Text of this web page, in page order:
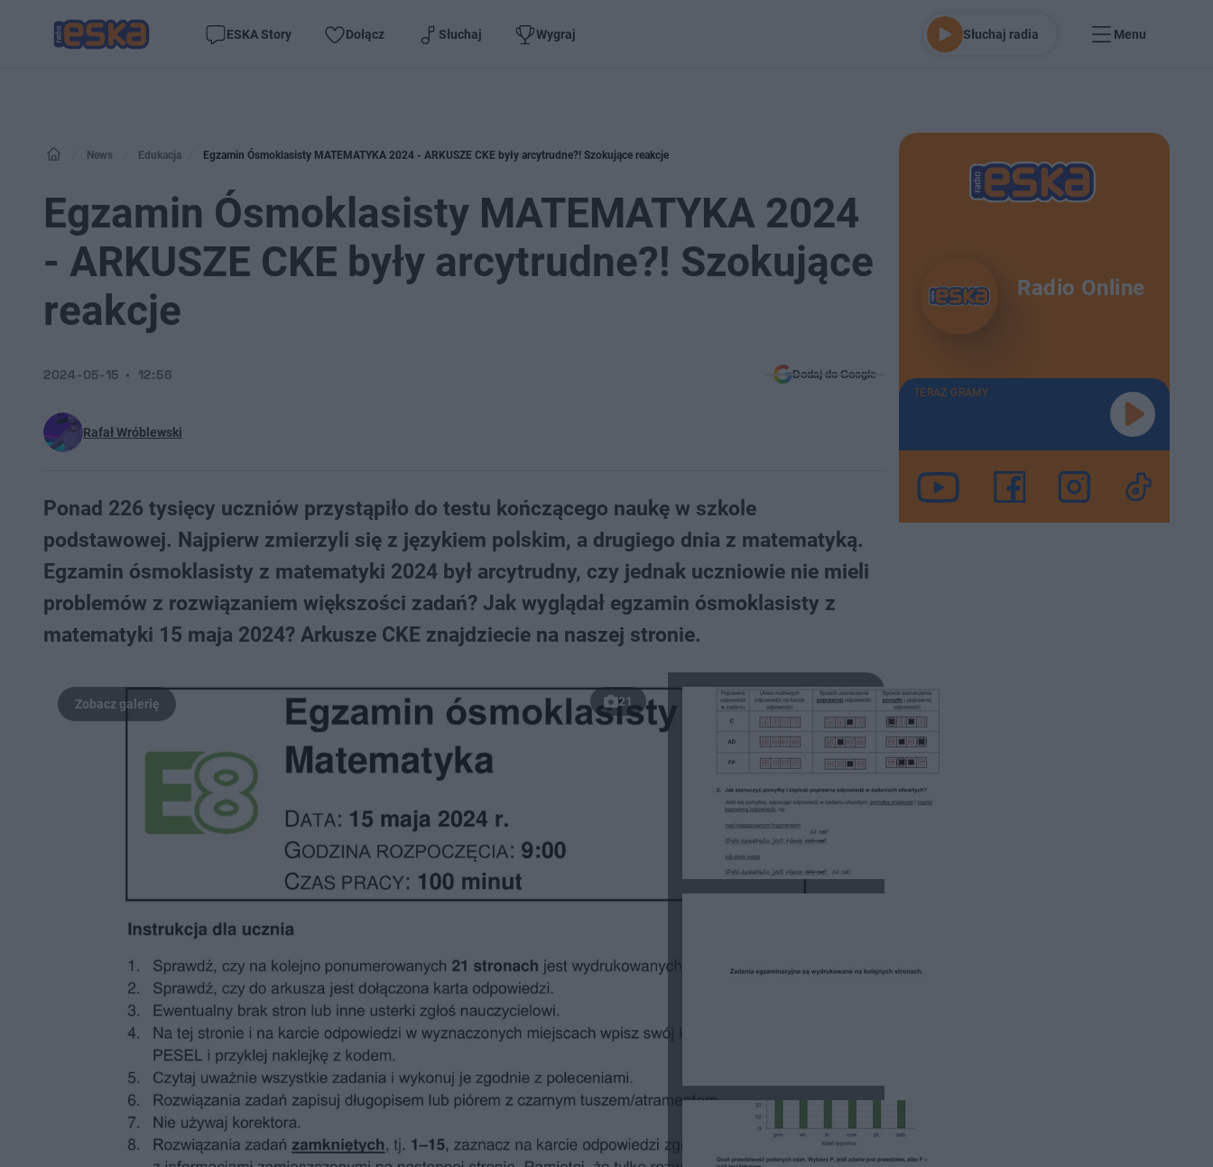
ESKA Story Dołącz Słuchaj Wygraj Słuchaj radia Menu
News Edukacja Egzamin Ósmoklasisty MATEMATYKA 2024 - ARKUSZE CKE były arcytrudne?! Szokujące reakcje
Egzamin Ósmoklasisty MATEMATYKA 2024
- ARKUSZE CKE były arcytrudne?! Szokujące
reakcje
Rafał Wróblewski
2024-05-15 12:56 Dodaj do Google
Ponad 226 tysięcy uczniów przystąpiło do testu kończącego naukę w szkole
podstawowej. Najpierw zmierzyli się z językiem polskim, a drugiego dnia z matematyką.
Egzamin ósmoklasisty z matematyki 2024 był arcytrudny, czy jednak uczniowie nie mieli
problemów z rozwiązaniem większości zadań? Jak wyglądał egzamin ósmoklasisty z
matematyki 15 maja 2024? Arkusze CKE znajdziecie na naszej stronie.
21
Radio Online
TERAZ GRAMY